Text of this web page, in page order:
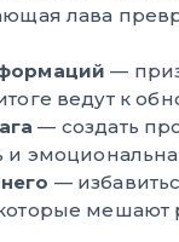
лава
—
ведут к
— создать
и
—
мешают